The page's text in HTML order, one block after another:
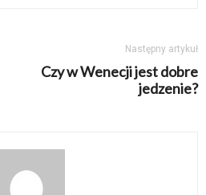
Następny artykuł
Czy w Wenecji jest dobre
jedzenie?